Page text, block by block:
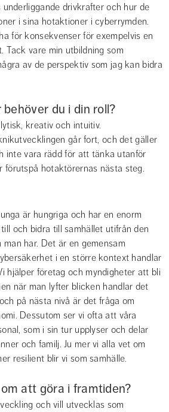
drivkrafter och hur de
i sina hotaktioner i cyberrymden.
för konsekvenser för exempelvis en
Tack vare min utbildning som
av de perspektiv som jag kan bidra
du i din roll?
kreativ och intuitiv.
går fort, och det gäller
inte vara rädd för att tänka utanför
förutspå hotaktörernas nästa steg.
är hungriga och har en enorm
och bidra till samhället utifrån den
har. Det är en gemensam
i en större kontext handlar
hjälper företag och myndigheter att bli
när man lyfter blicken handlar det
på nästa nivå är det fråga om
Dessutom ser vi ofta att våra
som i sin tur upplyser och delar
och familj. Ju mer vi alla vet om
resilient blir vi som samhälle.
att göra i framtiden?
och vill utvecklas som